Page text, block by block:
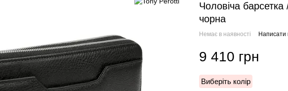
Чоловіча
чорна
Немає в наявності Написати
9 410 грн
Виберіть колір